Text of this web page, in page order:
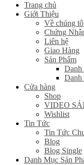
Trang chủ
Giới Thiệu
Về chúng
Chứng
Liên hệ
Giao Hàng
Sản Phẩm
Danh
Danh
Cửa hàng
Shop
VIDEO
Wishlist
Tin Tức
Tin Tức
Blog
Blog Single
Danh Mục Sản